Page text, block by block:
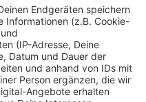
hohen emotionalen
hat sie das Auto
viel Herzblut